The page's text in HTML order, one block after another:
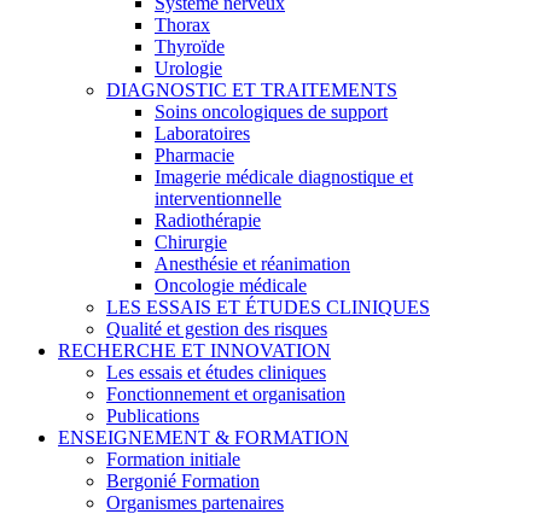
Thorax
Thyroïde
Urologie
DIAGNOSTIC ET TRAITEMENTS
Soins oncologiques de support
Laboratoires
Pharmacie
Imagerie médicale diagnostique et
interventionnelle
Radiothérapie
Chirurgie
Anesthésie et réanimation
Oncologie médicale
LES ESSAIS ET ÉTUDES CLINIQUES
Qualité et gestion des risques
RECHERCHE ET INNOVATION
Les essais et études cliniques
Fonctionnement et organisation
Publications
ENSEIGNEMENT & FORMATION
Formation initiale
Bergonié Formation
Organismes partenaires